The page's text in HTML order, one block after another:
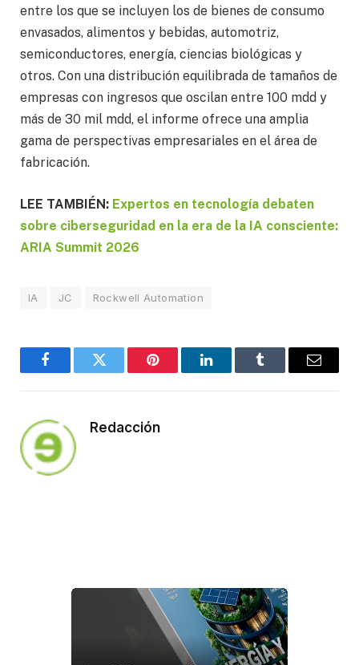
entre los que se incluyen los de bienes de consumo
envasados, alimentos y bebidas, automotriz,
semiconductores, energía, ciencias biológicas y
otros. Con una distribución equilibrada de tamaños de
empresas con ingresos que oscilan entre 100 mdd y
más de 30 mil mdd, el informe ofrece una amplia
gama de perspectivas empresariales en el área de
fabricación.
LEE TAMBIÉN: Expertos en tecnología debaten
sobre ciberseguridad en la era de la IA consciente:
ARIA Summit 2026
IA JC Rockwell Automation
FacebookTwitter Pinterest LinkedInTumblr Email
Redacción